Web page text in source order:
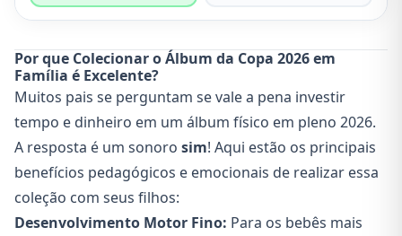
Por que Colecionar o Álbum da Copa 2026 em
Família é Excelente?
Muitos pais se perguntam se vale a pena investir
tempo e dinheiro em um álbum físico em pleno 2026.
A resposta é um sonoro sim! Aqui estão os principais
benefícios pedagógicos e emocionais de realizar essa
coleção com seus filhos:
Desenvolvimento Motor Fino: Para os bebês mais